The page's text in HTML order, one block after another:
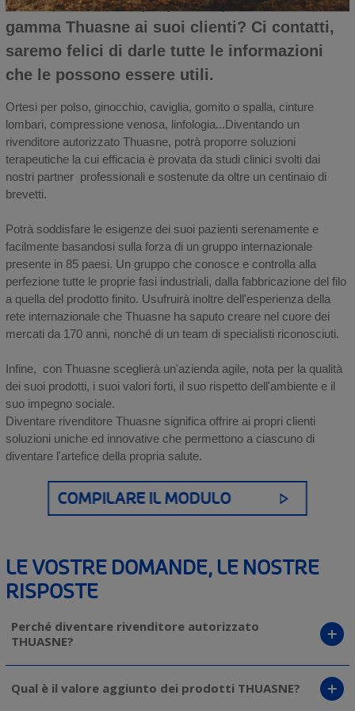
gamma Thuasne ai suoi clienti? Ci contatti,
saremo felici di darle tutte le informazioni
che le possono essere utili.
Ortesi per polso, ginocchio, caviglia, gomito o spalla, cinture
lombari, compressione venosa, linfologia...Diventando un
rivenditore autorizzato Thuasne, potrà proporre soluzioni
terapeutiche la cui efficacia è provata da studi clinici svolti dai
nostri partner professionali e sostenute da oltre un centinaio di
brevetti.
Potrà soddisfare le esigenze dei suoi pazienti serenamente e
facilmente basandosi sulla forza di un gruppo internazionale
presente in 85 paesi. Un gruppo che conosce e controlla alla
perfezione tutte le proprie fasi industriali, dalla fabbricazione del filo
a quella del prodotto finito. Usufruirà inoltre dell'esperienza della
rete internazionale che Thuasne ha saputo creare nel cuore dei
mercati da 170 anni, nonché di un team di specialisti riconosciuti.
Infine, con Thuasne sceglierà un'azienda agile, nota per la qualità
dei suoi prodotti, i suoi valori forti, il suo rispetto dell'ambiente e il
suo impegno sociale.
Diventare rivenditore Thuasne significa offrire ai propri clienti
soluzioni uniche ed innovative che permettono a ciascuno di
diventare l'artefice della propria salute.
COMPILARE IL MODULO
LE VOSTRE DOMANDE, LE NOSTRE
RISPOSTE
Perché diventare rivenditore autorizzato
THUASNE?
del know-how di un gruppo composto da 2000 collaboratori al
Qual è il valore aggiunto dei prodotti THUASNE?